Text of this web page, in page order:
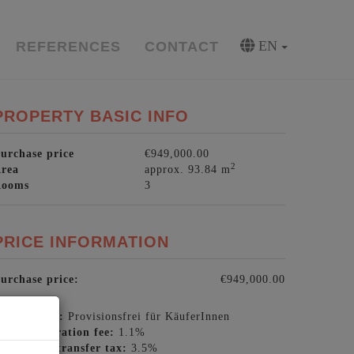
REFERENCES CONTACT EN
BASIC INFO
price
€949,000.00
approx. 93.84 m2
3
INFORMATION
price: €949,000.00
Provisionsfrei für KäuferInnen
registration fee: 1.1%
estate transfer tax: 3.5%